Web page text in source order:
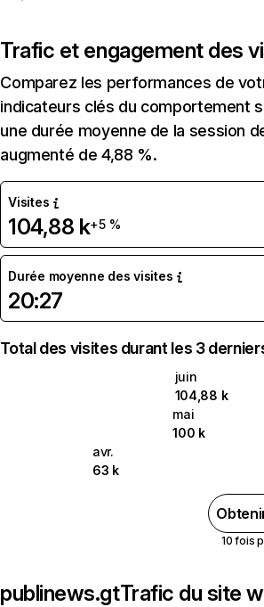
Trafic et engagement des
Comparez les performances de
indicateurs clés du comportement
une durée moyenne de la session
augmenté de 4,88 %.
Visites
104,88 k+5 %
Durée moyenne des visites
20:27
Total des visites durant les 3
juin
104,88 k
mai
100 k
avr.
63 k
10 fois
publinews.gtTrafic du site